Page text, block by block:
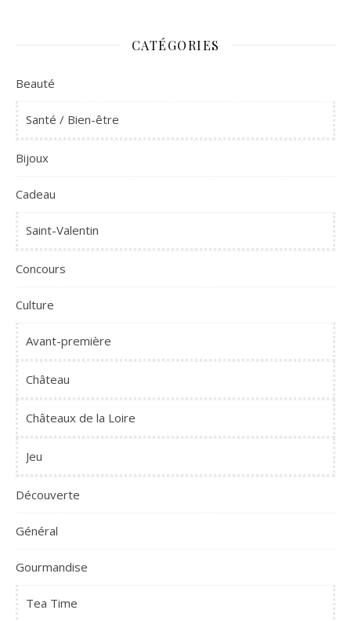
CATÉGORIES
Beauté
Santé / Bien-être
Bijoux
Cadeau
Saint-Valentin
Concours
Culture
Avant-première
Château
Châteaux de la Loire
Jeu
Découverte
Général
Gourmandise
Tea Time